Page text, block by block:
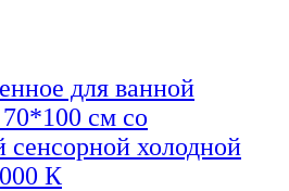
для ванной
см со
сенсорной холодной
К